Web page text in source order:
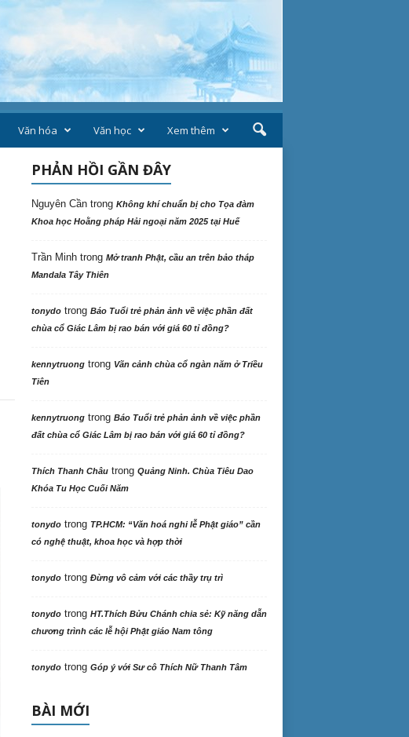
Văn hóa Văn học Xem thêm
PHẢN HỒI GẦN ĐÂY
Nguyên Cầntrong Không khí chuẩn bị cho Tọa đàm
Khoa học Hoằng pháp Hải ngoại năm 2025 tại Huế
Trần Minhtrong Mở tranh Phật, cầu an trên bảo tháp
Mandala Tây Thiên
tonydotrong Báo Tuổi trẻ phản ảnh về việc phần đất
chùa cổ Giác Lâm bị rao bán với giá 60 tỉ đồng?
kennytruongtrong Vãn cảnh chùa cổ ngàn năm ở Triều
Tiên
kennytruongtrong Báo Tuổi trẻ phản ảnh về việc phần
đất chùa cổ Giác Lâm bị rao bán với giá 60 tỉ đồng?
Thích Thanh Châutrong Quảng Ninh. Chùa Tiêu Dao
Khóa Tu Học Cuối Năm
tonydotrong TP.HCM: “Văn hoá nghi lễ Phật giáo” cần
có nghệ thuật, khoa học và hợp thời
tonydotrong Đừng vô cảm với các thầy trụ trì
tonydotrong HT.Thích Bửu Chánh chia sẻ: Kỹ năng dẫn
chương trình các lễ hội Phật giáo Nam tông
tonydotrong Góp ý với Sư cô Thích Nữ Thanh Tâm
BÀI MỚI